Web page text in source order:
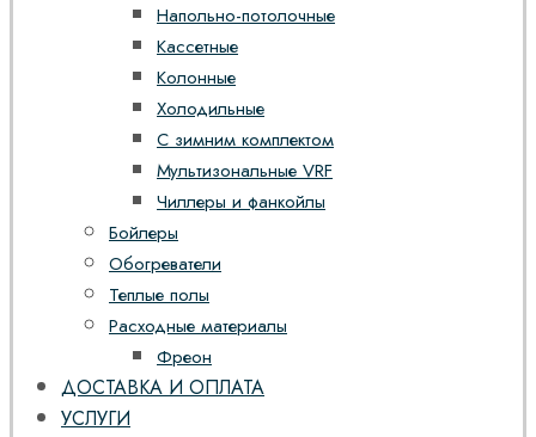
Напольно-потолочные
Кассетные
Колонные
Холодильные
С зимним комплектом
Мультизональные VRF
Чиллеры и фанкойлы
Бойлеры
Обогреватели
Теплые полы
Расходные материалы
Фреон
ДОСТАВКА И ОПЛАТА
УСЛУГИ